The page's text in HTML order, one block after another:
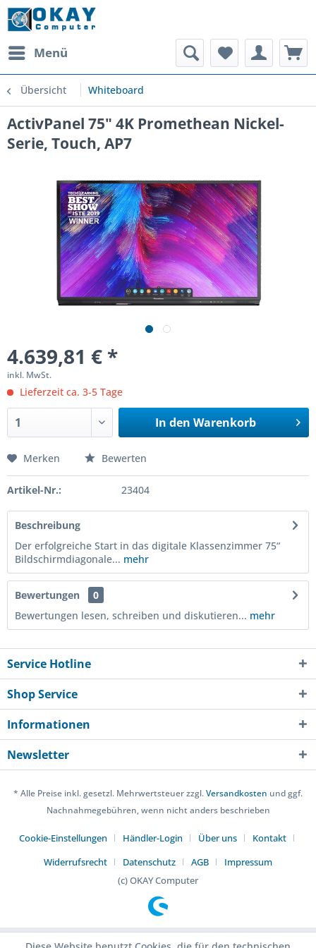
Menü
Übersicht Whiteboard
ActivPanel 75" 4K Promethean Nickel-
Serie, Touch, AP7
4.639,81 € *
inkl. MwSt.
Lieferzeit ca. 3-5 Tage
In den Warenkorb
Merken Bewerten
Artikel-Nr.: 23404
Beschreibung
Der erfolgreiche Start in das digitale Klassenzimmer 75“
Bildschirmdiagonale... mehr
Bewertungen
0
Bewertungen lesen, schreiben und diskutieren... mehr
Service Hotline
Shop Service
Informationen
Newsletter
* Alle Preise inkl. gesetzl. Mehrwertsteuer zzgl.Versandkosten und ggf.
Nachnahmegebühren, wenn nicht anders beschrieben
Cookie-Einstellungen Händler-Login Über uns
Kontakt
Widerrufsrecht
Datenschutz AGB
Impressum
(c) OKAY Computer